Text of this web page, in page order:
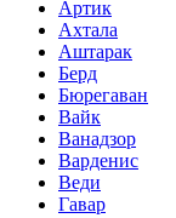
Артик
Ахтала
Аштарак
Берд
Бюрегаван
Вайк
Ванадзор
Варденис
Веди
Гавар